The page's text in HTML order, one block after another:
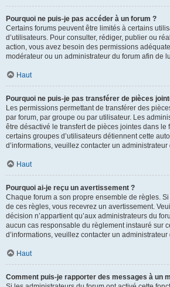
Pourquoi ne puis-je pas accéder à un forum ?
Certains forums peuvent être limités à certains
d’utilisateurs. Pour consulter, rédiger, publier ou
action, vous avez besoin des permissions
modérateur ou un administrateur du forum afin de
Haut
Pourquoi ne puis-je pas transférer de pièces
Les permissions permettant de transférer des
par forum, par groupe ou par utilisateur. Les
être désactivé le transfert de pièces jointes dans le
certains groupes d’utilisateurs détiennent cette
d’informations, veuillez contacter un administrateur
Haut
Pourquoi ai-je reçu un avertissement ?
Chaque forum a son propre ensemble de règles.
de ces règles, vous recevrez un avertissement.
décision n’appartient qu’aux administrateurs du
aucun cas responsable du règlement instauré sur
d’informations, veuillez contacter un administrateur
Haut
Comment puis-je rapporter des messages à un